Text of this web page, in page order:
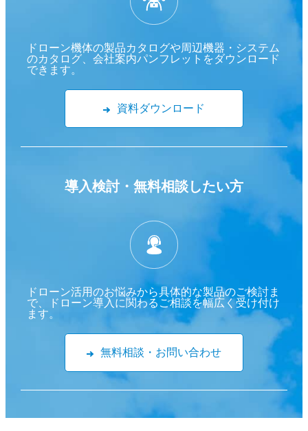
ドローン機体の製品カタログや周辺機器・システム
のカタログ、会社案内パンフレットをダウンロード
できます。
資料ダウンロード
導入検討・ 無料相談したい方
ドローン活用のお悩みから具体的な製品のご検討ま
で、ドローン導入に関わるご相談を幅広く受け付け
ます。
無料相談・お問い合わせ